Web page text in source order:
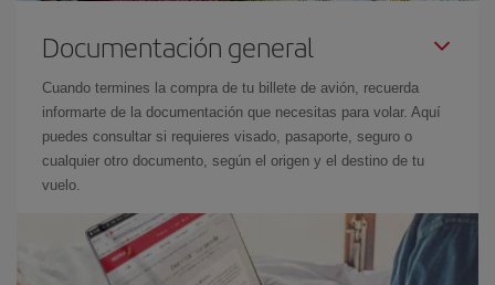
Documentación general
Cuando termines la compra de tu billete de avión, recuerda
informarte de la documentación que necesitas para volar. Aquí
puedes consultar si requieres visado, pasaporte, seguro o
cualquier otro documento, según el origen y el destino de tu
vuelo.